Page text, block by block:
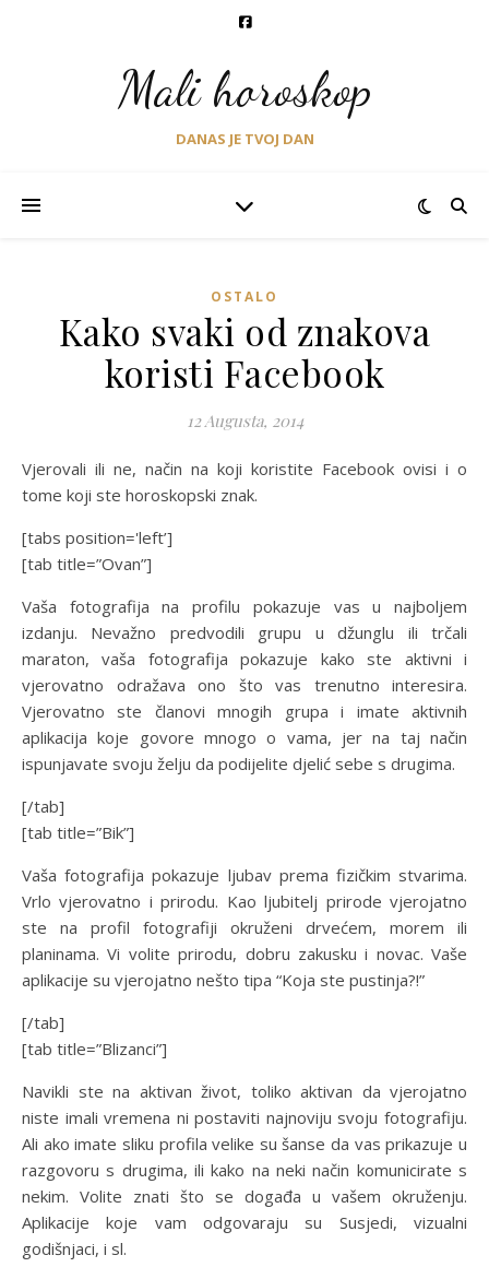
Mali horoskop
DANAS JE TVOJ DAN
OSTALO
Kako svaki od znakova
koristi Facebook
12 Augusta, 2014
Vjerovali ili ne, način na koji koristite Facebook ovisi i o
tome koji ste horoskopski znak.
[tabs position='left’]
[tab title=”Ovan”]
Vaša fotografija na profilu pokazuje vas u najboljem
izdanju. Nevažno predvodili grupu u džunglu ili trčali
maraton, vaša fotografija pokazuje kako ste aktivni i
vjerovatno odražava ono što vas trenutno interesira.
Vjerovatno ste članovi mnogih grupa i imate aktivnih
aplikacija koje govore mnogo o vama, jer na taj način
ispunjavate svoju želju da podijelite djelić sebe s drugima.
[/tab]
[tab title=”Bik”]
Vaša fotografija pokazuje ljubav prema fizičkim stvarima.
Vrlo vjerovatno i prirodu. Kao ljubitelj prirode vjerojatno
ste na profil fotografiji okruženi drvećem, morem ili
planinama. Vi volite prirodu, dobru zakusku i novac. Vaše
aplikacije su vjerojatno nešto tipa “Koja ste pustinja?!”
[/tab]
[tab title=”Blizanci”]
Navikli ste na aktivan život, toliko aktivan da vjerojatno
niste imali vremena ni postaviti najnoviju svoju fotografiju.
Ali ako imate sliku profila velike su šanse da vas prikazuje u
razgovoru s drugima, ili kako na neki način komunicirate s
nekim. Volite znati što se događa u vašem okruženju.
Aplikacije koje vam odgovaraju su Susjedi, vizualni
godišnjaci, i sl.